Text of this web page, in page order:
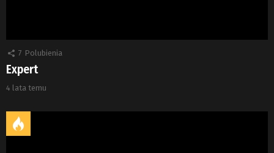
7 Polubienia
Expert
4 lata temu